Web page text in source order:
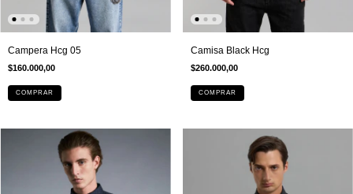
Campera Hcg 05
$160.000,00
COMPRAR
Camisa Black Hcg
$260.000,00
COMPRAR